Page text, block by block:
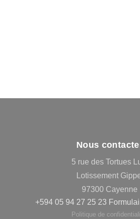
Nous
5 rue des Tortues
Lotissement
97300 Cayenne
+594 05 94 27 25 23
Politique de